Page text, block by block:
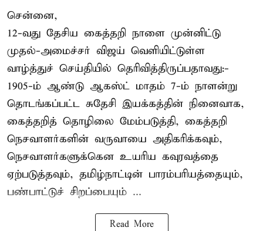
சென்னை,
12-வது தேசிய கைத்தறி நாளை முன்னிட்டு
முதல்-அமைச்சர் விஜய் வெளியிட்டுள்ள
வாழ்த்துச் செய்தியில் தெரிவித்திருப்பதாவது:-
1905-ம் ஆண்டு ஆகஸ்ட் மாதம் 7-ம் நாளன்று
தொடங்கப்பட்ட சுதேசி இயக்கத்தின் நினைவாக,
கைத்தறித் தொழிலை மேம்படுத்தி, கைத்தறி
நெசவாளர்களின் வருவாயை அதிகரிக்கவும்,
நெசவாளர்களுக்கென உயரிய கவுரவத்தை
ஏற்படுத்தவும், தமிழ்நாட்டின் பாரம்பரியத்தையும்,
பண்பாட்டுச் சிறப்பையும் ...
Read More